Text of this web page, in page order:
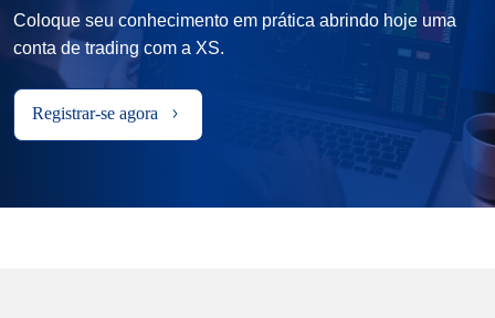
Coloque seu conhecimento em prática abrindo hoje uma
conta de trading com a XS.
Registrar-se agora